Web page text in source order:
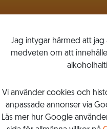
Jag intygar härmed att jag
medveten om att
Vi använder cookies och
anpassade annonser via
Läs mer hur Google